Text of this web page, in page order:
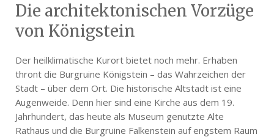
Die architektonischen Vorzüge
von Königstein
Der heilklimatische Kurort bietet noch mehr. Erhaben
thront die Burgruine Königstein – das Wahrzeichen der
Stadt – über dem Ort. Die historische Altstadt ist eine
Augenweide. Denn hier sind eine Kirche aus dem 19.
Jahrhundert, das heute als Museum genutzte Alte
Rathaus und die Burgruine Falkenstein auf engstem Raum